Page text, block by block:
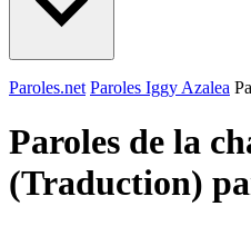
Paroles.net Paroles Iggy Azalea
Paroles de la
(Traduction)